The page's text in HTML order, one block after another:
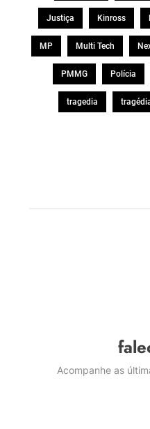
Justiça Kinross
MP Multi Tech
PMMG Polícia
tragedia
Acompanhe as